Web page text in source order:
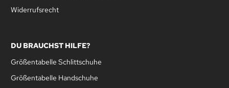
Widerrufsrecht
DU BRAUCHST HILFE?
Größentabelle Schlittschuhe
Größentabelle Handschuhe